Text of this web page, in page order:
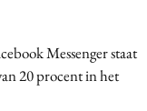
Messenger staat
20 procent in het